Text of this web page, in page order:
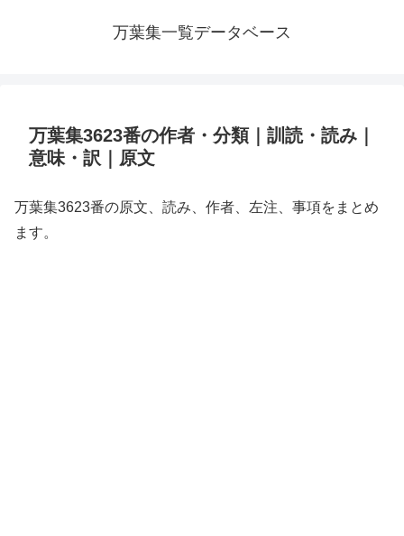
万葉集一覧データベース
万葉集3623番の作者・分類｜訓読・読み｜
意味・訳｜原文
万葉集3623番の原文、読み、作者、左注、事項をまとめ
ます。